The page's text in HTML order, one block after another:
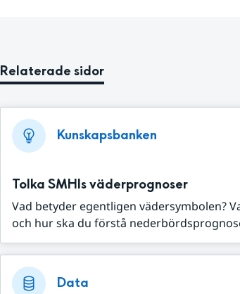
Relaterade sidor
Kunskapsbanken
Tolka SMHIs väderprognoser
Vad betyder egentligen vädersymbolen?
och hur ska du förstå
Data